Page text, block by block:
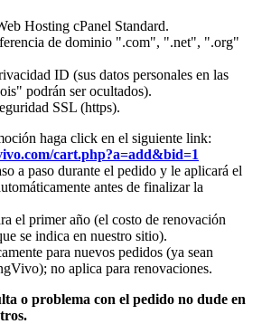
Hosting cPanel Standard.
de dominio ".com", ".net", ".org"
ID (sus datos personales en las
podrán ser ocultados).
SSL (https).
haga click en el siguiente link:
cart.php?a=add&bid=1
a paso durante el pedido y le aplicará el
antes de finalizar la
el primer año (el costo de renovación
se indica en nuestro sitio).
para nuevos pedidos (ya sean
no aplica para renovaciones.
o problema con el pedido no dude en